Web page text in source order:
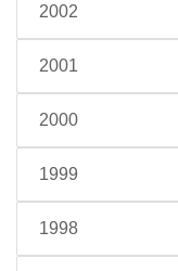
2002
2001
2000
1999
1998